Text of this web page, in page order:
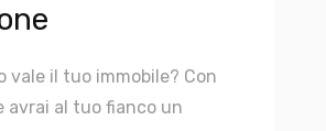
vale il tuo immobile? Con
avrai al tuo fianco un